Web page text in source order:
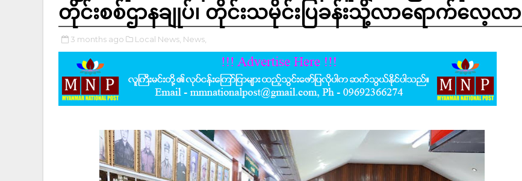
တိုင်းစစ်ဌာနချုပ်၊ တိုင်းသမိုင်းပြခန်းသို့လာရောက်လေ့လာ
3 months ago Local News, News,